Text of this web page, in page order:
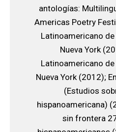
antologías:
Americas Poetry
Latinoamericano
Nueva York
Latinoamericano
Nueva York (2012);
(Estudios
hispanoamericana)
sin frontera